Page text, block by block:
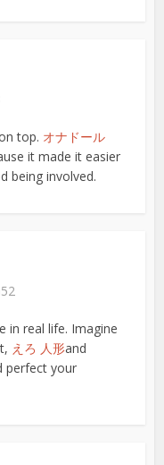
top. オナドール
it made it easier
being involved.
in real life. Imagine
えろ 人形and
perfect your